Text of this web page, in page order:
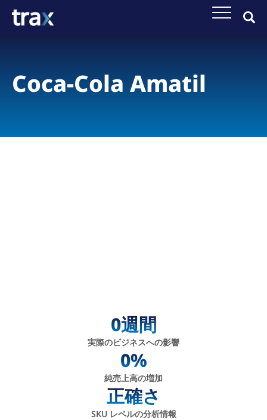
Coca-Cola Amatil
実際のビジネスへの影響
0週間
純売上高の増加
0%
正確さ
SKU レベルの分析情報